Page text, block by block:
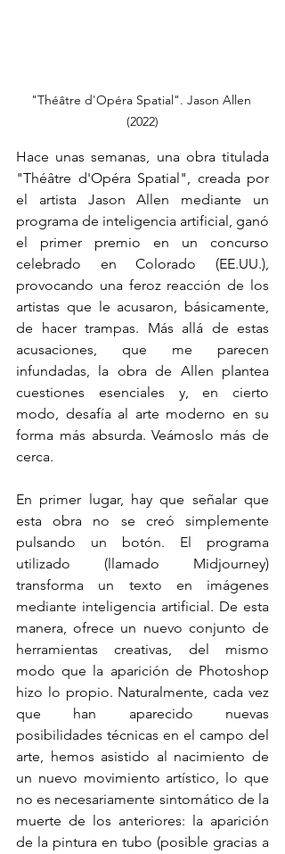
"Théâtre d'Opéra Spatial". Jason Allen
(2022)
Hace unas semanas, una obra titulada
"Théâtre d'Opéra Spatial", creada por
el artista Jason Allen mediante un
programa de inteligencia artificial, ganó
el primer premio en un concurso
celebrado en Colorado (EE.UU.),
provocando una feroz reacción de los
artistas que le acusaron, básicamente,
de hacer trampas. Más allá de estas
acusaciones, que me parecen
infundadas, la obra de Allen plantea
cuestiones esenciales y, en cierto
modo, desafía al arte moderno en su
forma más absurda. Veámoslo más de
cerca.
En primer lugar, hay que señalar que
esta obra no se creó simplemente
pulsando un botón. El programa
utilizado (llamado Midjourney)
transforma un texto en imágenes
mediante inteligencia artificial. De esta
manera, ofrece un nuevo conjunto de
herramientas creativas, del mismo
modo que la aparición de Photoshop
hizo lo propio. Naturalmente, cada vez
que han aparecido nuevas
posibilidades técnicas en el campo del
arte, hemos asistido al nacimiento de
un nuevo movimiento artístico, lo que
no es necesariamente sintomático de la
muerte de los anteriores: la aparición
de la pintura en tubo (posible gracias a